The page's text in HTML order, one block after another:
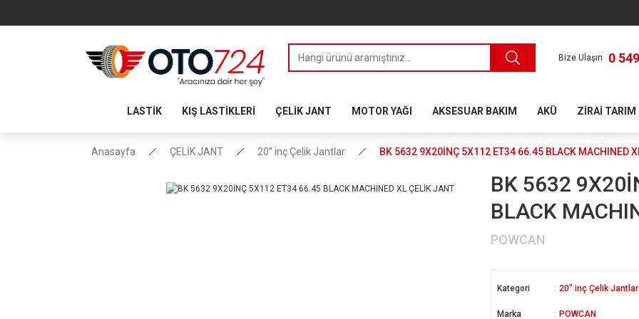
Bize Ulaşın 0
LASTİK KIŞ LASTİKLERİ ÇELİK JANT MOTOR YAĞI AKSESUAR BAKIM AKÜ ZİRAİ TARIM
Anasayfa ÇELİK JANT 20” inç Çelik Jantlar BK 5632 9X20İNÇ 5X112 ET34 66.45 BLACK MACHINED
BK 5632
BLACK
POWCAN
Kategori 20” inç Çelik Jantlar
Marka POWCAN